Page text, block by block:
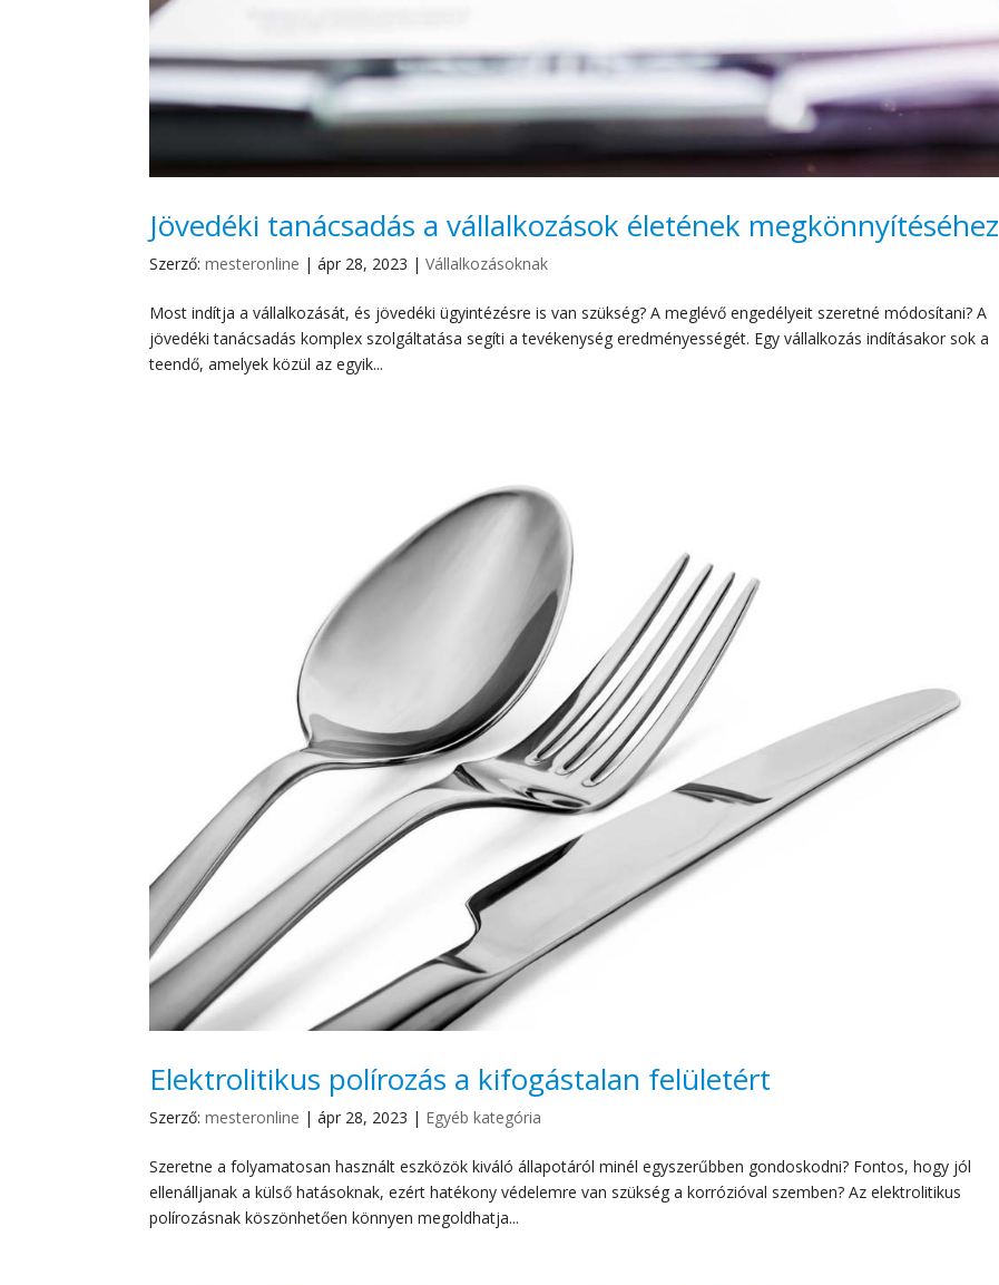
Jövedéki tanácsadás a vállalkozások életének megkönnyítéséhez
Szerző:mesteronline |ápr 28, 2023 |Vállalkozásoknak
Most indítja a vállalkozását, és jövedéki ügyintézésre is van szükség? A meglévő engedélyeit szeretné módosítani? A
jövedéki tanácsadás komplex szolgáltatása segíti a tevékenység eredményességét. Egy vállalkozás indításakor sok a
teendő, amelyek közül az egyik...
Elektrolitikus polírozás a kifogástalan felületért
Szerző:mesteronline |ápr 28, 2023 | Egyéb kategória
Szeretne a folyamatosan használt eszközök kiváló állapotáról minél egyszerűbben gondoskodni? Fontos, hogy jól
ellenálljanak a külső hatásoknak, ezért hatékony védelemre van szükség a korrózióval szemben? Az elektrolitikus
polírozásnak köszönhetően könnyen megoldhatja...